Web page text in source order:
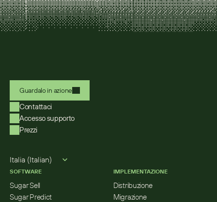
Guardalo in azione
Contattaci
Accesso supporto
Prezzi
Italia (Italian)
SOFTWARE
Sugar Sell
Sugar Predict
IMPLEMENTAZIONE
Distribuzione
Migrazione